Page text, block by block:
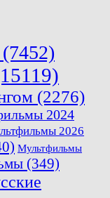
(7452)
(2276)
2024
2026
Мультфильмы
(349)